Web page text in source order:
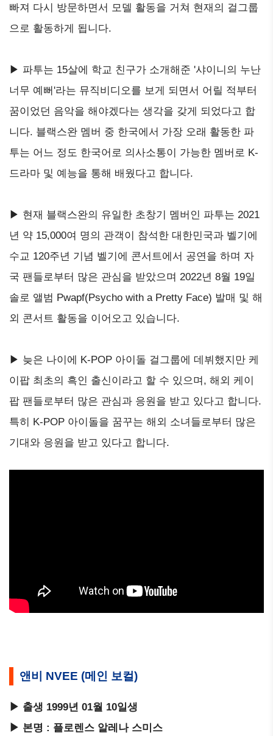
빠져 다시 방문하면서 모델 활동을 거쳐 현재의 걸그룹
으로 활동하게 됩니다.
▶ 파투는 15살에 학교 친구가 소개해준 '샤이니의 누난
너무 예뻐'라는 뮤직비디오를 보게 되면서 어릴 적부터
꿈이었던 음악을 해야겠다는 생각을 갖게 되었다고 합
니다. 블랙스완 멤버 중 한국에서 가장 오래 활동한 파
투는 어느 정도 한국어로 의사소통이 가능한 멤버로 K-
드라마 및 예능을 통해 배웠다고 합니다.
▶ 현재 블랙스완의 유일한 초창기 멤버인 파투는 2021
년 약 15,000여 명의 관객이 참석한 대한민국과 벨기에
수교 120주년 기념 벨기에 콘서트에서 공연을 하며 자
국 팬들로부터 많은 관심을 받았으며 2022년 8월 19일
솔로 앨범 Pwapf(Psycho with a Pretty Face) 발매 및 해
외 콘서트 활동을 이어오고 있습니다.
▶ 늦은 나이에 K-POP 아이돌 걸그룹에 데뷔했지만 케
이팝 최초의 흑인 출신이라고 할 수 있으며, 해외 케이
팝 팬들로부터 많은 관심과 응원을 받고 있다고 합니다.
특히 K-POP 아이돌을 꿈꾸는 해외 소녀들로부터 많은
기대와 응원을 받고 있다고 합니다.
앤비 NVEE (메인 보컬)
▶ 출생 1999년 01월 10일생
▶ 본명 : 플로렌스 알레나 스미스